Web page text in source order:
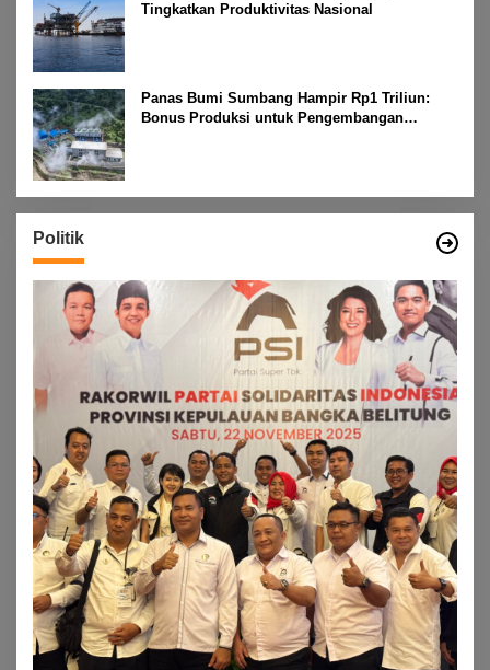
Tingkatkan Produktivitas Nasional
Panas Bumi Sumbang Hampir Rp1 Triliun:
Bonus Produksi untuk Pengembangan
Politik